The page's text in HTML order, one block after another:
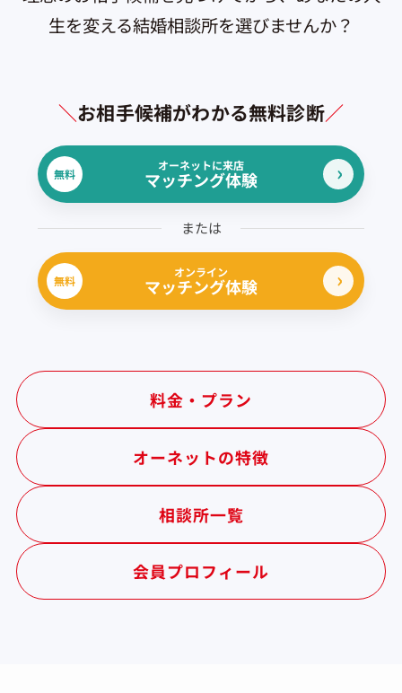
生を変える結婚相談所を選びませんか？
＼お相手候補がわかる無料診断／
無料
オーネットに来店
マッチング体験
または
無料
オンライン
マッチング体験
料金・プラン
オーネットの特徴
相談所一覧
会員プロフィール